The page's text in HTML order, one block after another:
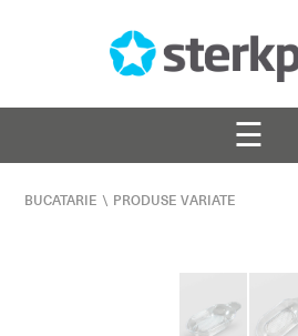
☰
BUCATARIE \ PRODUSE VARIATE